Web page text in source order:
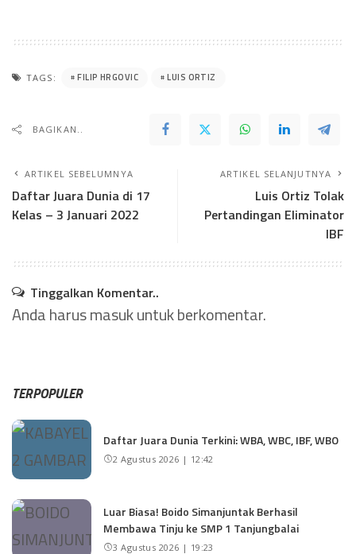
TAGS: FILIP HRGOVIC LUIS ORTIZ
BAGIKAN..
ARTIKEL SEBELUMNYA
Daftar Juara Dunia di 17
Kelas – 3 Januari 2022
ARTIKEL SELANJUTNYA
Luis Ortiz Tolak
Pertandingan Eliminator
IBF
Tinggalkan Komentar..
Anda harusmasukuntuk berkomentar.
TERPOPULER
Daftar Juara Dunia Terkini: WBA, WBC, IBF, WBO
2 Agustus 2026 | 12:42
Luar Biasa! Boido Simanjuntak Berhasil
Membawa Tinju ke SMP 1 Tanjungbalai
3 Agustus 2026 | 19:23